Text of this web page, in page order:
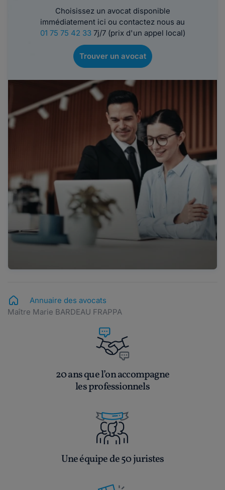
Choisissez un avocat disponible
immédiatement ici ou contactez nous au
01 75 75 42 337j/7 (prix d'un appel local)
Trouver un avocat
Annuaire des avocats
Maître Marie BARDEAU FRAPPA
20 ans que l’on accompagne
les professionnels
Une équipe de 50 juristes